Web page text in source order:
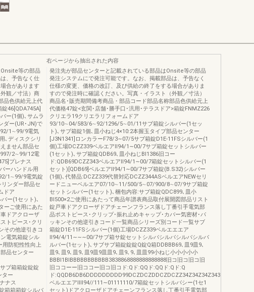
等の部品
、予告なく仕
合があります
観／寸法）商
品色供給元上代
46[QDA745A]
ー(1個)､サムラ
ダー(UR･JN)で
92/1∼99/9電気
､ディスクシリ
ません部品セ
997/2∼99/12電
プレナス
ーハンドル用
1∼99/9電気錠
ンダー部品セ
ドア
ー(1セット)､
ーご使用にあた
ドアクローザ
トピース･クリ
その他逆引きコ
電気箱錠シル
用防犯性性向上
品センター
ブ箱箱錠錠錠
ター
ナス
箱箱箱錠シルバ
右ページから抽出された内容
発注先が部品センターと記載されている部品はOnsite等の部品
発注システムにで発注可能です。なお、掲載部品は、予告なく
仕様の変更、価格の改訂、及び供給の終了をする場合がありま
すので発注時に確認ください。写真・イラスト（外観／寸法）
商品名･販売期間備考商品・部品コード部品名称部品色供給元上
代価格47錠<玄関･店舗･勝手口･汎用･テラスドア>箱錠FNMZ226
クリエラ19クリエラリフォームドア
93/10∼04/583/6∼92/1296/5∼01/11サブ箱錠シルバー(1セッ
ト)､サブ箱錠1個､皿小ねじ4×10:2本握玉タイプ部品センター
[J3N1341]ロンカラーF78/3∼07/5サブ箱錠D1E-11FSシルバー(1
個)工場DCZZ339ベルエアⅡ94/1∼00/7サブ箱錠セットシルバー
(1セット)､サブ箱錠QDB69､皿小ねじBI1386旧コー
ド:QDB69DCZZ343ベルエアⅡ94/1∼00/7箱錠セットシルバー(1
セット)[QDB69]ベルエアⅡ94/1∼00/7サブ箱錠(B.S32)シルバー
(1個)､代替品:DCZZ339代替対応DCZZ344ASベルエアNEWセリ
ードニューベルエア07/10∼11/500/5∼07/900/8∼07/9サブ箱錠
セットシルバー(1セット)､梱包内容:サブ箱錠QDC899､皿小
BI500×2ご使用にあたって商品年譜表商品取付展開図部品リスト
錠戸車ドアクローザドアチェーンフランス落し丁番引手電気部
品ポストピース･クリップ･振れ止めキャップ･カバー気密材･パ
ッキンその他逆引きコード一覧商品シリーズ別コード一覧サブ
箱錠D1E-11FSシルバー(1個)工場DCZZ339ベルエエエア
Ⅱ94/4/11∼∼∼00/7サブ箱サ錠セットシルバシルバシルバシルバ
ルバー(1セット)､サブサブ箱錠錠錠Q錠Q箱DDBBB69､皿9皿9､
皿9､皿9､皿9､皿9皿9皿皿9､皿9､9､皿皿99小ねじ小小小小小
BBBI1BIBBBBBBBBBBB3838868888888888888旧コ旧コ旧コ旧
旧ココーー旧ココー旧コ旧コド:Qド:QQド:QQド:Qド:Q
ド:QQDB6DB6DDDDDDDDD99DCZDCZDDCZDCZZ34Z34Z34Z343333
ベルエエアⅡⅡ94//111∼01111110/7箱錠セットシルバシー(1セ1
セット)ドアクローザドアチェーンフランス落し丁番引手電気部